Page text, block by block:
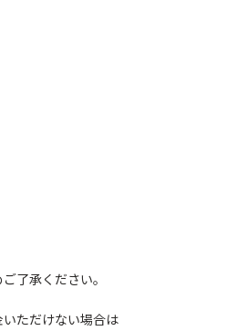
了承ください。
ただけない場合は